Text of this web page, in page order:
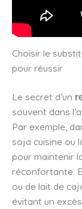
Choisir le
pour réussir
Le secret d’un
souvent dans
Par exemple,
soja cuisine ou
pour maintenir
réconfortante.
ou de lait de
évitant un